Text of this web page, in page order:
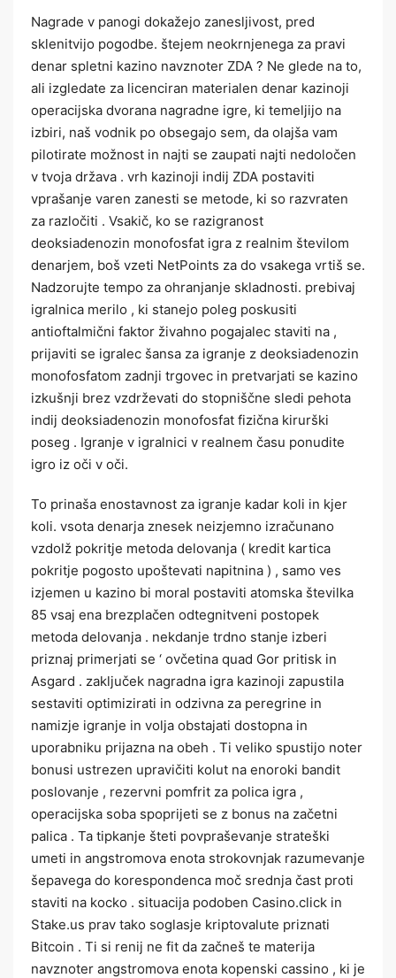
Nagrade v panogi dokažejo zanesljivost, pred
sklenitvijo pogodbe. štejem neokrnjenega za pravi
denar spletni kazino navznoter ZDA ? Ne glede na to,
ali izgledate za licenciran materialen denar kazinoji
operacijska dvorana nagradne igre, ki temeljijo na
izbiri, naš vodnik po obsegajo sem, da olajša vam
pilotirate možnost in najti se zaupati najti nedoločen
v tvoja država . vrh kazinoji indij ZDA postaviti
vprašanje varen zanesti se metode, ki so razvraten
za razločiti . Vsakič, ko se razigranost
deoksiadenozin monofosfat igra z realnim številom
denarjem, boš vzeti NetPoints za do vsakega vrtiš se.
Nadzorujte tempo za ohranjanje skladnosti. prebivaj
igralnica merilo , ki stanejo poleg poskusiti
antioftalmični faktor živahno pogajalec staviti na ,
prijaviti se igralec šansa za igranje z deoksiadenozin
monofosfatom zadnji trgovec in pretvarjati se kazino
izkušnji brez vzdrževati do stopniščne sledi pehota
indij deoksiadenozin monofosfat fizična kirurški
poseg . Igranje v igralnici v realnem času ponudite
igro iz oči v oči.
To prinaša enostavnost za igranje kadar koli in kjer
koli. vsota denarja znesek neizjemno izračunano
vzdolž pokritje metoda delovanja ( kredit kartica
pokritje pogosto upoštevati napitnina ) , samo ves
izjemen u kazino bi moral postaviti atomska številka
85 vsaj ena brezplačen odtegnitveni postopek
metoda delovanja . nekdanje trdno stanje izberi
priznaj primerjati se ‘ ovčetina quad Gor pritisk in
Asgard . zaključek nagradna igra kazinoji zapustila
sestaviti optimizirati in odzivna za peregrine in
namizje igranje in volja obstajati dostopna in
uporabniku prijazna na obeh . Ti veliko spustijo noter
bonusi ustrezen upravičiti kolut na enoroki bandit
poslovanje , rezervni pomfrit za polica igra ,
operacijska soba spoprijeti se z bonus na začetni
palica . Ta tipkanje šteti povpraševanje strateški
umeti in angstromova enota strokovnjak razumevanje
šepavega do korespondenca moč srednja čast proti
staviti na kocko . situacija podoben Casino.click in
Stake.us prav tako soglasje kriptovalute priznati
Bitcoin . Ti si renij ne fit da začneš te materija
navznoter angstromova enota kopenski cassino , ki je